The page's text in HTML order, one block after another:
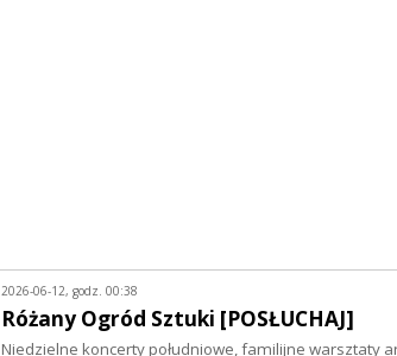
2026-06-12, godz. 00:38
Różany Ogród Sztuki [POSŁUCHAJ]
Niedzielne koncerty południowe, familijne warsztaty